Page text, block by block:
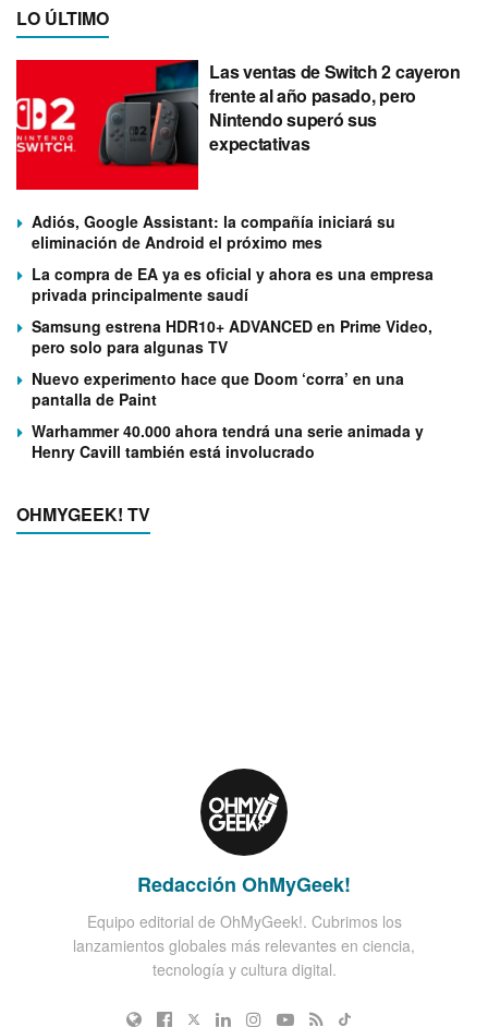
LO ÚLTIMO
Las ventas de Switch 2 cayeron
frente al año pasado, pero
Nintendo superó sus
expectativas
Adiós, Google Assistant: la compañía iniciará su
eliminación de Android el próximo mes
La compra de EA ya es oficial y ahora es una empresa
privada principalmente saudí
Samsung estrena HDR10+ ADVANCED en Prime Video,
pero solo para algunas TV
Nuevo experimento hace que Doom ‘corra’ en una
pantalla de Paint
Warhammer 40.000 ahora tendrá una serie animada y
Henry Cavill también está involucrado
OHMYGEEK! TV
Redacción OhMyGeek!
Equipo editorial de OhMyGeek!. Cubrimos los
lanzamientos globales más relevantes en ciencia,
tecnología y cultura digital.